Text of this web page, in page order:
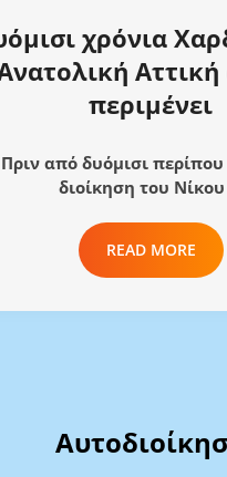
χρόνια
περιμένει
Πριν από δυόμισι
διοίκηση του Νίκου
READ MORE